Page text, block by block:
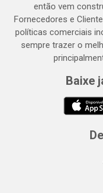
então vem
Fornecedores e
políticas comerciais
sempre trazer o
Baixe